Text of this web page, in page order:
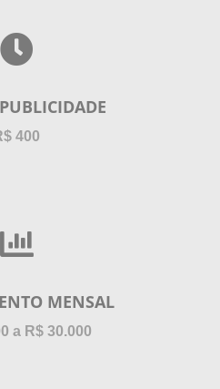
400
MENSAL
a R$ 30.000